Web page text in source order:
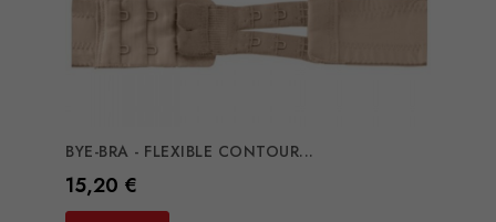
BYE-BRA - FLEXIBLE CONTOUR...
Preço
15,20 €